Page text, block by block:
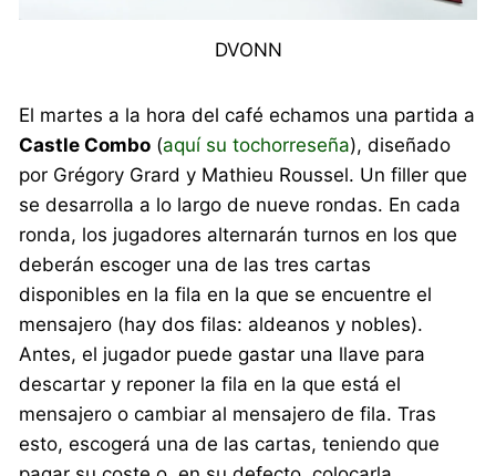
DVONN
El martes a la hora del café echamos una partida a
Castle Combo (aquí su tochorreseña), diseñado
por Grégory Grard y Mathieu Roussel. Un filler que
se desarrolla a lo largo de nueve rondas. En cada
ronda, los jugadores alternarán turnos en los que
deberán escoger una de las tres cartas
disponibles en la fila en la que se encuentre el
mensajero (hay dos filas: aldeanos y nobles).
Antes, el jugador puede gastar una llave para
descartar y reponer la fila en la que está el
mensajero o cambiar al mensajero de fila. Tras
esto, escogerá una de las cartas, teniendo que